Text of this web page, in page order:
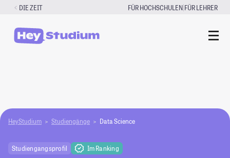
Zum
springen
DIE ZEIT FÜR HOCHSCHULEN|FÜR LEHRER
HeyStudium Studiengänge Data Science
Studiengangsprofil Im Ranking